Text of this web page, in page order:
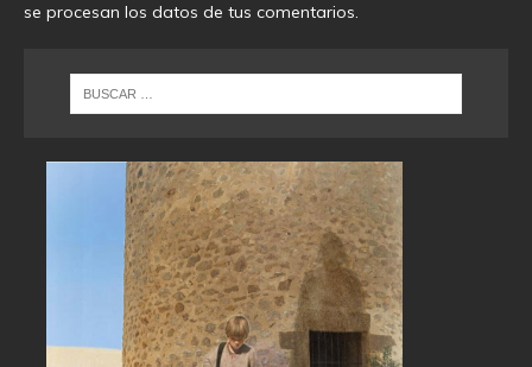
se procesan los datos de tus comentarios.